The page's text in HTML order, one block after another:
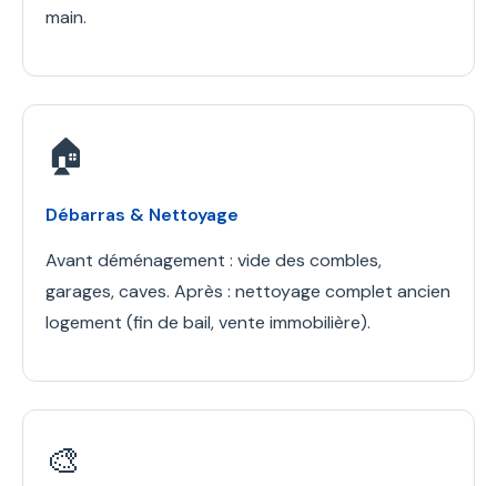
main.
🏠
Débarras & Nettoyage
Avant déménagement : vide des combles,
garages, caves. Après : nettoyage complet ancien
logement (fin de bail, vente immobilière).
🎨